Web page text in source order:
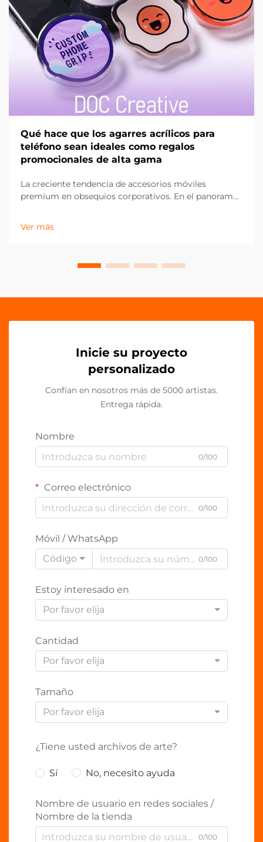
Qué hace que los agarres acrílicos para
teléfono sean ideales como regalos
promocionales de alta gama
La creciente tendencia de accesorios móviles
premium en obsequios corporativos. En el panorama
las empresas buscan continuamente formas
innovadoras de dejar una impresión duradera en sus
Ver más
Inicie su proyecto
personalizado
Confían en nosotros más de 5000 artistas.
Entrega rápida.
Nombre
0/100
Correo electrónico
0/100
Móvil / WhatsApp
Código
0/100
Estoy interesado en
Por favor elija
Cantidad
Por favor elija
Tamaño
Por favor elija
¿Tiene usted archivos de arte?
Sí No, necesito ayuda
Nombre de usuario en redes sociales /
Nombre de la tienda
0/100